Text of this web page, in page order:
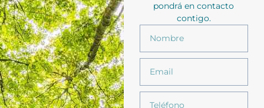
pondrá en contacto
contigo.